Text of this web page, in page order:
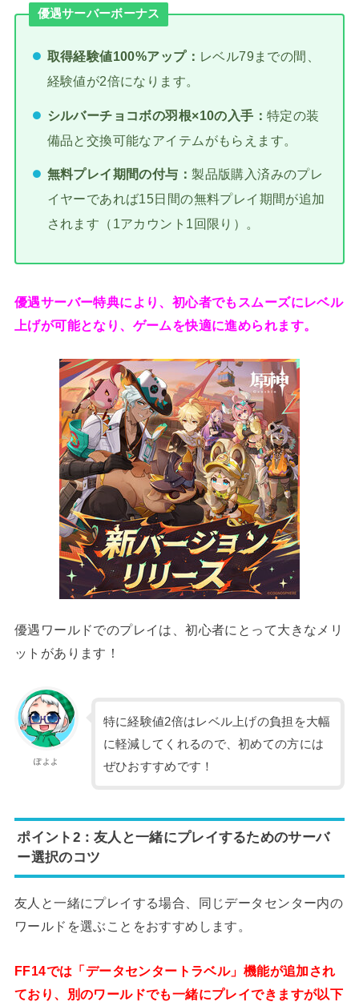
優遇サーバーボーナス
取得経験値100%アップ： レベル79までの間、
経験値が2倍になります。
シルバーチョコボの羽根×10の入手：特定の装
備品と交換可能なアイテムがもらえます。
無料プレイ期間の付与：製品版購入済みのプレ
イヤーであれば15日間の無料プレイ期間が追加
されます（1アカウント1回限り）。
優遇サーバー特典により、初心者でもスムーズにレベル
上げが可能となり、ゲームを快適に進められます。
優遇ワールドでのプレイは、初心者にとって大きなメリ
ットがあります！
ぽよよ
特に経験値2倍はレベル上げの負担を大幅
に軽減してくれるので、初めての方には
ぜひおすすめです！
ポイント2：友人と一緒にプレイするためのサーバ
ー選択のコツ
友人と一緒にプレイする場合、同じデータセンター内の
ワールドを選ぶことをおすすめします。
FF14では「データセンタートラベル」機能が追加され
ており、別のワールドでも一緒にプレイできますが以下